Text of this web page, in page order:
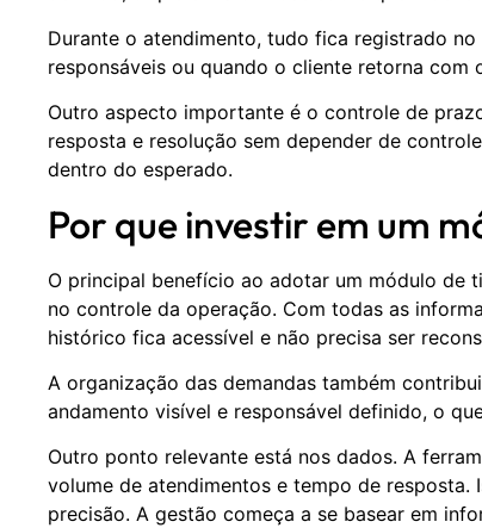
Durante o atendimento, tudo fica registrado
responsáveis ou quando o cliente retorna com
Outro aspecto importante é o controle de
resposta e resolução sem depender de
dentro do esperado.
Por que investir em um
O principal benefício ao adotar um módulo de
no controle da operação. Com todas as
histórico fica acessível e não precisa ser
A organização das demandas também
andamento visível e responsável definido, o
Outro ponto relevante está nos dados. A
volume de atendimentos e tempo de
precisão. A gestão começa a se basear em